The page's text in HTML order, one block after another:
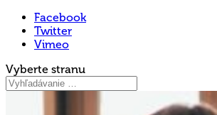
Facebook
Twitter
Vimeo
Vyberte stranu